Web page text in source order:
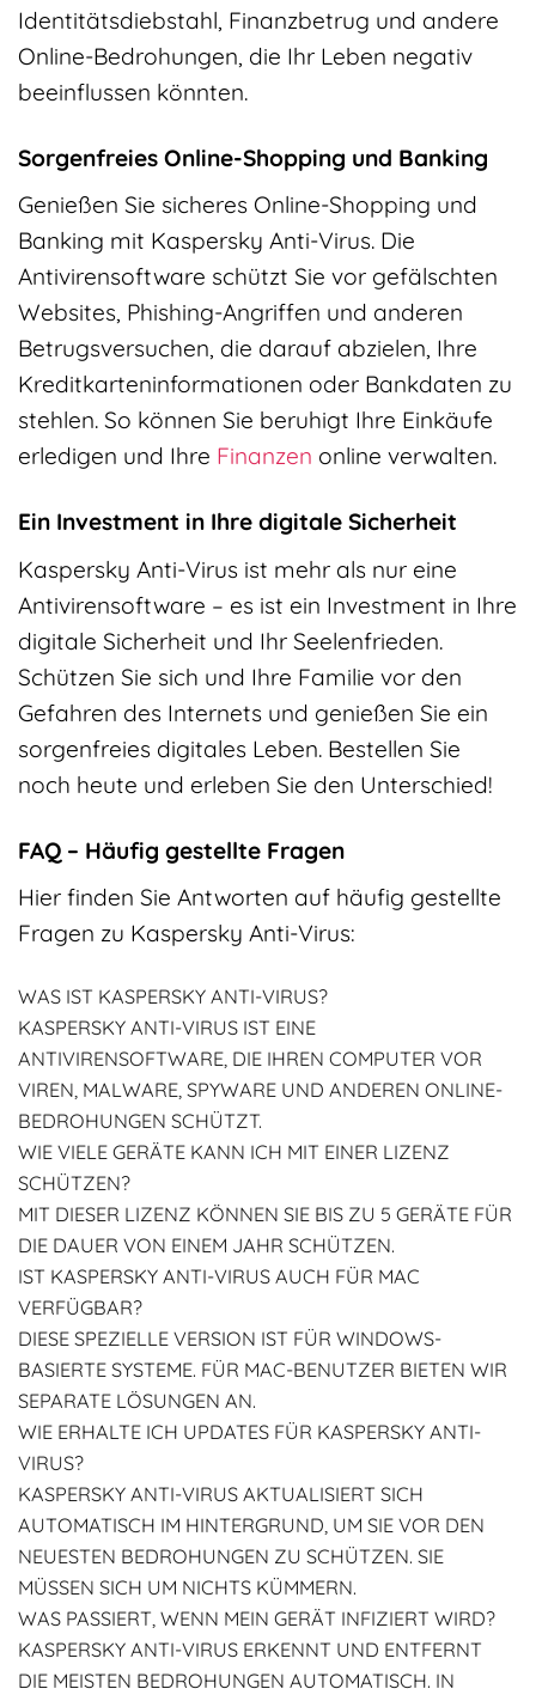
Identitätsdiebstahl, Finanzbetrug und andere
Online-Bedrohungen, die Ihr Leben negativ
beeinflussen könnten.
Sorgenfreies Online-Shopping und Banking
Genießen Sie sicheres Online-Shopping und
Banking mit Kaspersky Anti-Virus. Die
Antivirensoftware schützt Sie vor gefälschten
Websites, Phishing-Angriffen und anderen
Betrugsversuchen, die darauf abzielen, Ihre
Kreditkarteninformationen oder Bankdaten zu
stehlen. So können Sie beruhigt Ihre Einkäufe
erledigen und Ihre Finanzen online verwalten.
Ein Investment in Ihre digitale Sicherheit
Kaspersky Anti-Virus ist mehr als nur eine
Antivirensoftware – es ist ein Investment in Ihre
digitale Sicherheit und Ihr Seelenfrieden.
Schützen Sie sich und Ihre Familie vor den
Gefahren des Internets und genießen Sie ein
sorgenfreies digitales Leben. Bestellen Sie
noch heute und erleben Sie den Unterschied!
FAQ – Häufig gestellte Fragen
Hier finden Sie Antworten auf häufig gestellte
Fragen zu Kaspersky Anti-Virus:
WAS IST KASPERSKY ANTI-VIRUS?
KASPERSKY ANTI-VIRUS IST EINE
ANTIVIRENSOFTWARE, DIE IHREN COMPUTER VOR
VIREN, MALWARE, SPYWARE UND ANDEREN ONLINE-
BEDROHUNGEN SCHÜTZT.
WIE VIELE GERÄTE KANN ICH MIT EINER LIZENZ
SCHÜTZEN?
MIT DIESER LIZENZ KÖNNEN SIE BIS ZU 5 GERÄTE FÜR
DIE DAUER VON EINEM JAHR SCHÜTZEN.
IST KASPERSKY ANTI-VIRUS AUCH FÜR MAC
VERFÜGBAR?
DIESE SPEZIELLE VERSION IST FÜR WINDOWS-
BASIERTE SYSTEME. FÜR MAC-BENUTZER BIETEN WIR
SEPARATE LÖSUNGEN AN.
WIE ERHALTE ICH UPDATES FÜR KASPERSKY ANTI-
VIRUS?
KASPERSKY ANTI-VIRUS AKTUALISIERT SICH
AUTOMATISCH IM HINTERGRUND, UM SIE VOR DEN
NEUESTEN BEDROHUNGEN ZU SCHÜTZEN. SIE
MÜSSEN SICH UM NICHTS KÜMMERN.
WAS PASSIERT, WENN MEIN GERÄT INFIZIERT WIRD?
KASPERSKY ANTI-VIRUS ERKENNT UND ENTFERNT
DIE MEISTEN BEDROHUNGEN AUTOMATISCH. IN